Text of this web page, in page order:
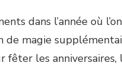
dans l’année où
magie
fêter les anniversaires,